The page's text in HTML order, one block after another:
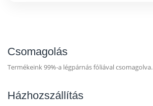
Csomagolás
Termékeink 99%-a légpárnás fóliával csomagolva.
Házhozszállítás